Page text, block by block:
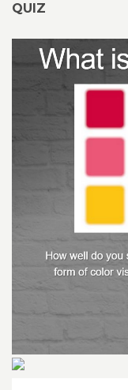
QUIZ